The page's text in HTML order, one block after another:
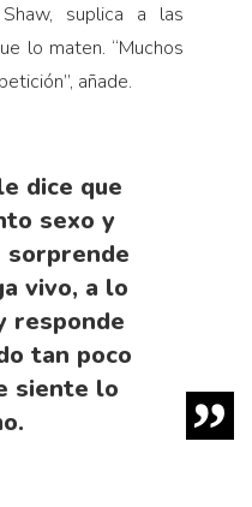
suplica a las
lo maten. “Muchos
añade.
dice que
sexo y
sorprende
vivo, a lo
responde
tan poco
siente lo